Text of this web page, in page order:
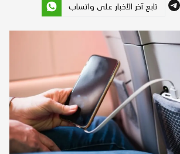
تابع آخر الأخبار على واتساب